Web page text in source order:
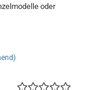
oder